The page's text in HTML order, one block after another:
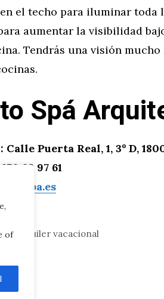
of
el techo para iluminar
aumentar la visibilidad
Tendrás una visión
Spá
Puerta Real, 1, 3º D,
83 97 61
un alquiler vacacional